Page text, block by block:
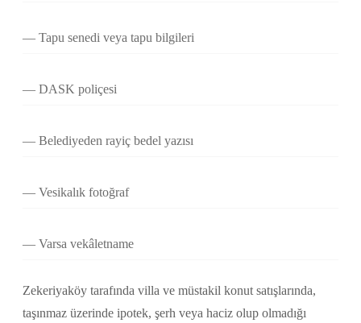
Tapu senedi veya tapu bilgileri
DASK poliçesi
Belediyeden rayiç bedel yazısı
Vesikalık fotoğraf
Varsa vekâletname
Zekeriyaköy tarafında villa ve müstakil konut satışlarında,
taşınmaz üzerinde ipotek, şerh veya haciz olup olmadığı